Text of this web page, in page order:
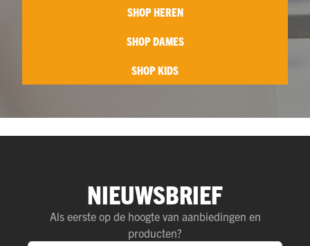
SHOP HEREN
SHOP DAMES
SHOP KIDS
NIEUWSBRIEF
Als eerste op de hoogte van aanbiedingen en
producten?